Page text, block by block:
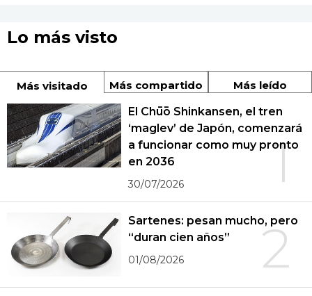
Lo más visto
Más visitado Más compartido Más leído
1
El Chūō Shinkansen, el tren
‘maglev’ de Japón, comenzará
a funcionar como muy pronto
en 2036
30/07/2026
2
Sartenes: pesan mucho, pero
“duran cien años”
01/08/2026